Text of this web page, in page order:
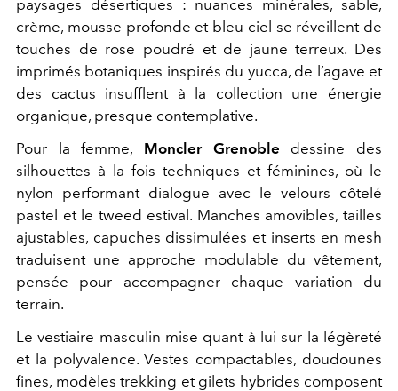
paysages désertiques : nuances minérales, sable,
crème, mousse profonde et bleu ciel se réveillent de
touches de rose poudré et de jaune terreux. Des
imprimés botaniques inspirés du yucca, de l’agave et
des cactus insufflent à la collection une énergie
organique, presque contemplative.
Pour la femme, Moncler Grenoble dessine des
silhouettes à la fois techniques et féminines, où le
nylon performant dialogue avec le velours côtelé
pastel et le tweed estival. Manches amovibles, tailles
ajustables, capuches dissimulées et inserts en mesh
traduisent une approche modulable du vêtement,
pensée pour accompagner chaque variation du
terrain.
Le vestiaire masculin mise quant à lui sur la légèreté
et la polyvalence. Vestes compactables, doudounes
fines, modèles trekking et gilets hybrides composent